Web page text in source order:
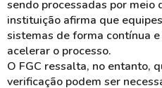
sendo processadas por meio
instituição afirma que
sistemas de forma contínua
acelerar o processo.
O FGC ressalta, no entanto,
verificação podem ser